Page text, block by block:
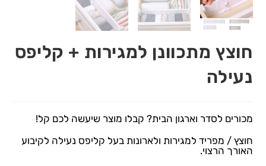
חוצץ מתכוונן למגירות + קליפס
נעילה
מכורים לסדר וארגון הבית? קבלו מוצר שיעשה לכם קל!
חוצץ / מפריד למגירות ולארונות בעל קליפס נעילה לקיבוע
האורך הרצוי.